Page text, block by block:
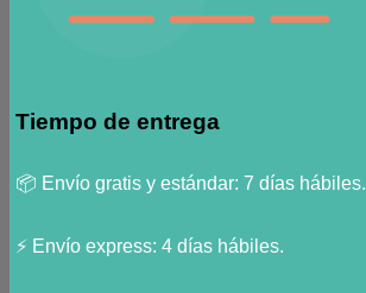
Tiempo de entrega
📦 Envío gratis y estándar: 7 días hábiles.
⚡ Envío express: 4 días hábiles.